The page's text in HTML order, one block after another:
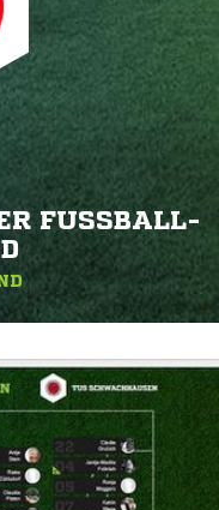
FUSSBALL-V